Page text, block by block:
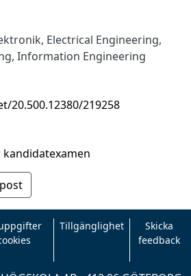
, Electrical Engineering,
Information Engineering
20.500.12380/219258
Tillgänglighet
Skicka
feedback